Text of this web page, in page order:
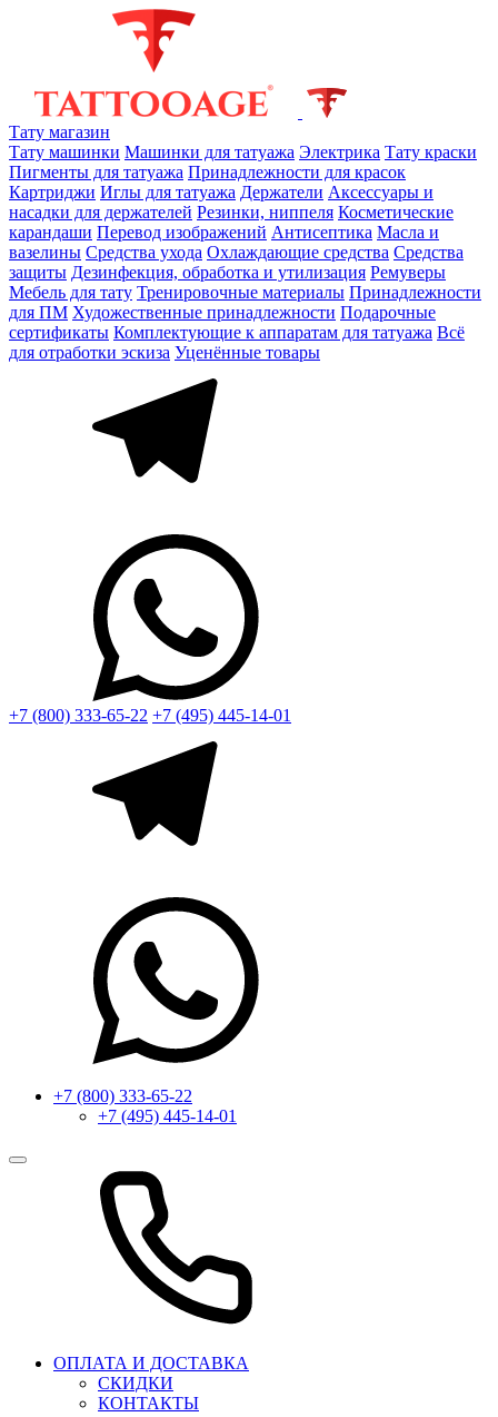
Тату магазин
Тату машинки Машинки для татуажа Электрика Тату краски
Пигменты для татуажа Принадлежности для красок
Картриджи Иглы для татуажа Держатели Аксессуары и
насадки для держателей Резинки, ниппеля Косметические
карандаши Перевод изображений Антисептика Масла и
вазелины Средства ухода Охлаждающие средства Средства
защиты Дезинфекция, обработка и утилизация Ремуверы
Мебель для тату Тренировочные материалы Принадлежности
для ПМ Художественные принадлежности Подарочные
сертификаты Комплектующие к аппаратам для татуажа Всё
для отработки эскиза Уценённые товары
+7 (800) 333-65-22 +7 (495) 445-14-01
+7 (800) 333-65-22
+7 (495) 445-14-01
ОПЛАТА И ДОСТАВКА
СКИДКИ
КОНТАКТЫ